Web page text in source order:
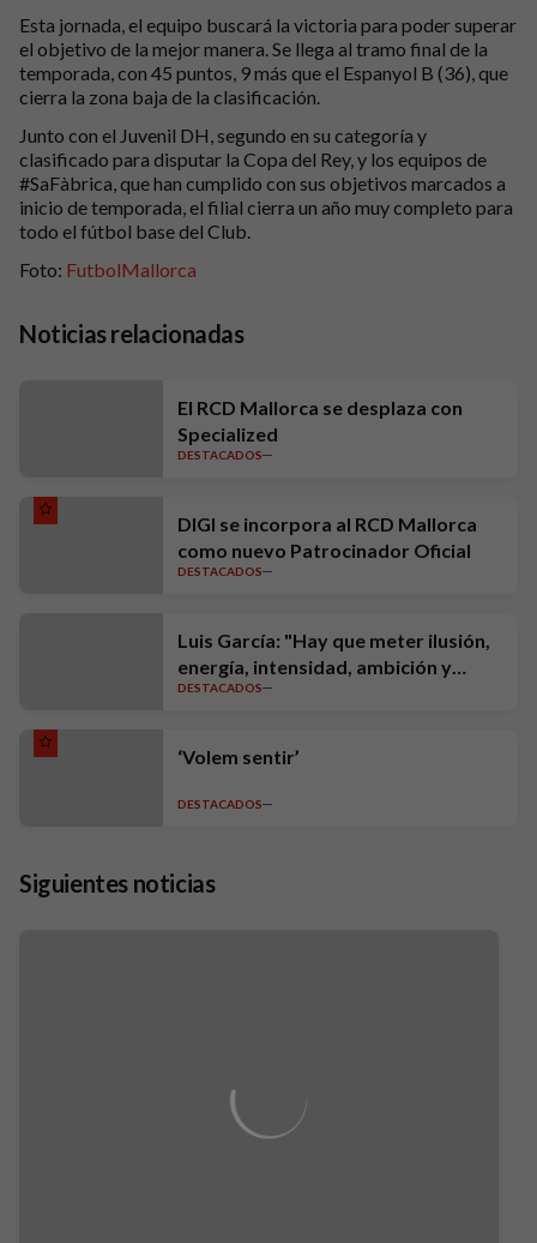
Esta jornada, el equipo buscará la victoria para poder superar
el objetivo de la mejor manera. Se llega al tramo final de la
temporada, con 45 puntos, 9 más que el Espanyol B (36), que
cierra la zona baja de la clasificación.
Junto con el Juvenil DH, segundo en su categoría y
clasificado para disputar la Copa del Rey, y los equipos de
#SaFàbrica, que han cumplido con sus objetivos marcados a
inicio de temporada, el filial cierra un año muy completo para
todo el fútbol base del Club.
Foto: FutbolMallorca
Noticias relacionadas
El RCD Mallorca se desplaza con
Specialized
DESTACADOS
DIGI se incorpora al RCD Mallorca
como nuevo Patrocinador Oficial
DESTACADOS
Luis García: "Hay que meter ilusión,
energía, intensidad, ambición y
exigencia"
DESTACADOS
‘Volem sentir’
DESTACADOS
Siguientes noticias